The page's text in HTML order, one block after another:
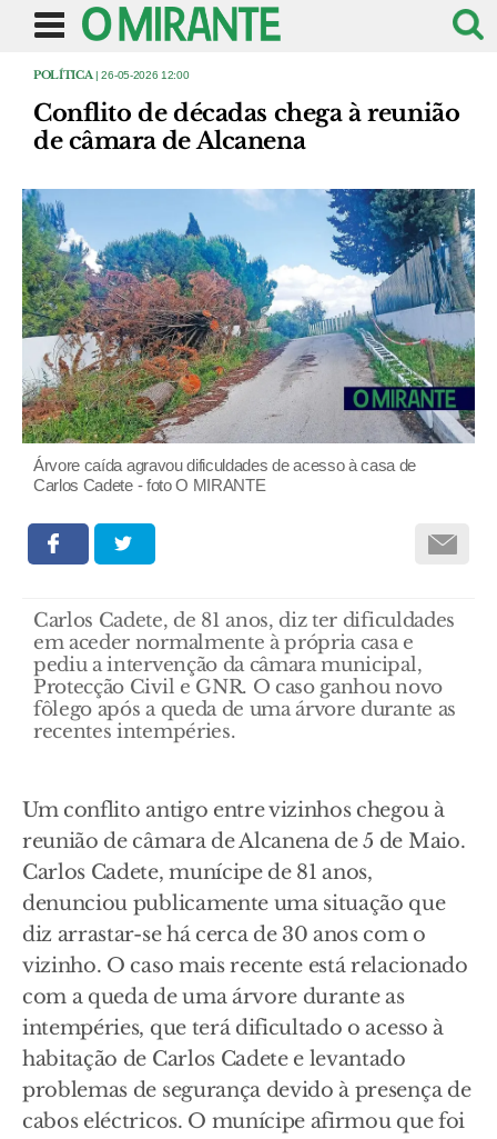
POLÍTICA | 26-05-2026 12:00
Conflito de décadas chega à reunião
de câmara de Alcanena
Árvore caída agravou dificuldades de acesso à casa de
Carlos Cadete - foto O MIRANTE
Carlos Cadete, de 81 anos, diz ter dificuldades
em aceder normalmente à própria casa e
pediu a intervenção da câmara municipal,
Protecção Civil e GNR. O caso ganhou novo
fôlego após a queda de uma árvore durante as
recentes intempéries.
Um conflito antigo entre vizinhos chegou à
reunião de câmara de Alcanena de 5 de Maio.
Carlos Cadete, munícipe de 81 anos,
denunciou publicamente uma situação que
diz arrastar-se há cerca de 30 anos com o
vizinho. O caso mais recente está relacionado
com a queda de uma árvore durante as
intempéries, que terá dificultado o acesso à
habitação de Carlos Cadete e levantado
problemas de segurança devido à presença de
cabos eléctricos. O munícipe afirmou que foi